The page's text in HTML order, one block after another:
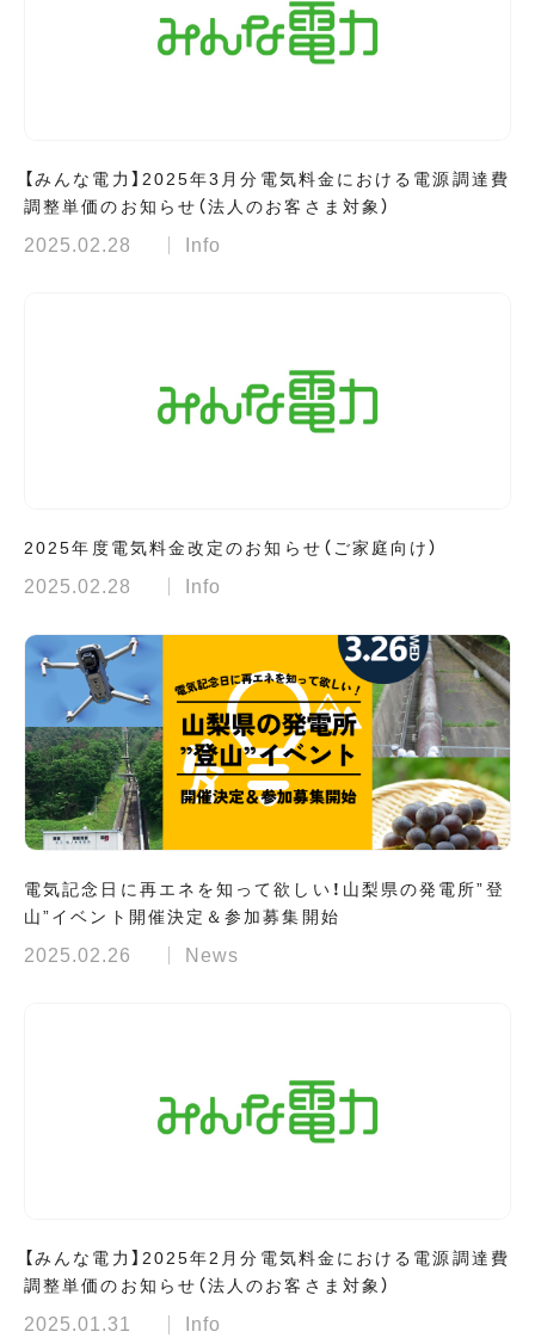
【みんな電力】2025年3月分電気料金における電源調達費
調整単価のお知らせ（法人のお客さま対象）
2025.02.28 Info
2025年度電気料金改定のお知らせ（ご家庭向け）
2025.02.28 Info
電気記念日に再エネを知って欲しい！山梨県の発電所”登
山”イベント開催決定＆参加募集開始
2025.02.26 News
【みんな電力】2025年2月分電気料金における電源調達費
調整単価のお知らせ（法人のお客さま対象）
2025.01.31 Info